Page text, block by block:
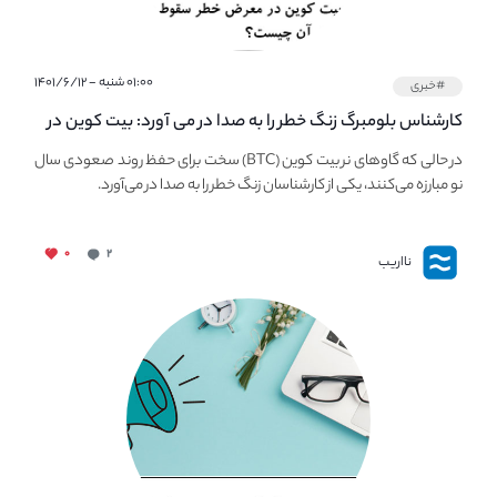
#خبری ۰۱:۰۰ شنبه - ۱۴۰۱/۶/۱۲
کارشناس بلومبرگ زنگ خطر را به صدا در می آورد: بیت کوین در
معرض خطر سقوط بزرگ است - دلیل آن چیست؟در حالی که گاوهای نر بیت کوین (BTC) سخت برای حفظ روند صعودی سال
نو مبارزه می‌کنند، یکی از کارشناسان زنگ خطر را به صدا در می‌آورد.
نااریب ۲ ۰